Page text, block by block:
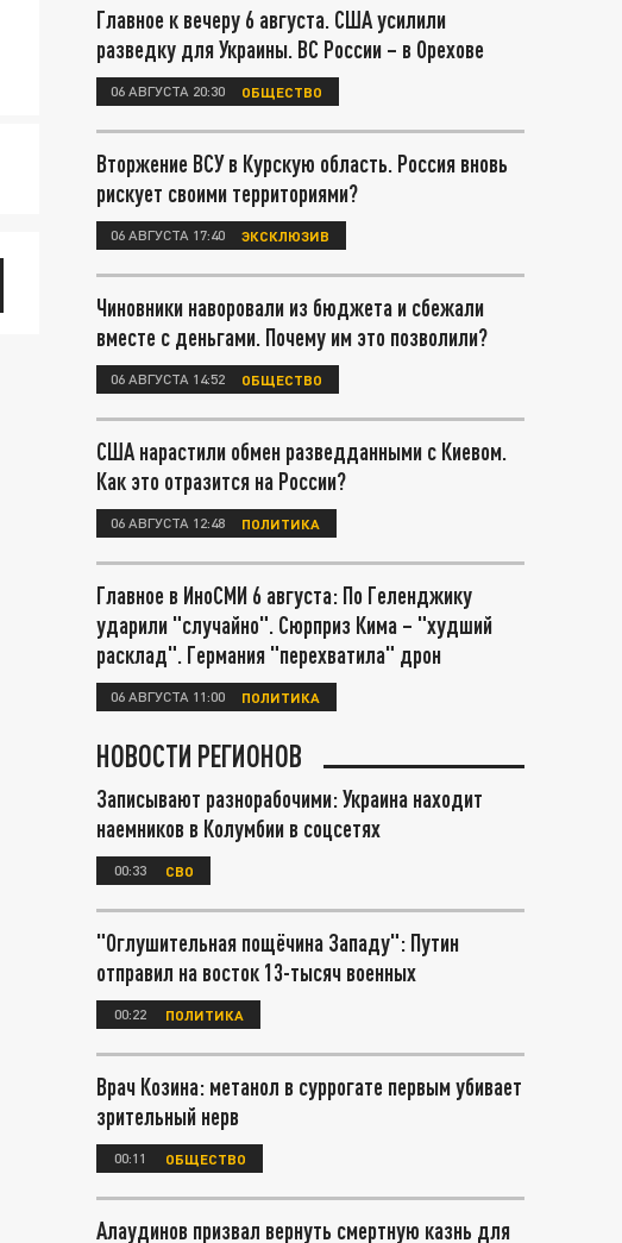
Главное к вечеру 6 августа. США усилили
разведку для Украины. ВС России – в Орехове
06 АВГУСТА 20:30 ОБЩЕСТВО
Вторжение ВСУ в Курскую область. Россия вновь
рискует своими территориями?
06 АВГУСТА 17:40 ЭКСКЛЮЗИВ
Чиновники наворовали из бюджета и сбежали
вместе с деньгами. Почему им это позволили?
06 АВГУСТА 14:52 ОБЩЕСТВО
США нарастили обмен разведданными с Киевом.
Как это отразится на России?
06 АВГУСТА 12:48 ПОЛИТИКА
Главное в ИноСМИ 6 августа: По Геленджику
ударили "случайно". Сюрприз Кима – "худший
расклад". Германия "перехватила" дрон
06 АВГУСТА 11:00 ПОЛИТИКА
НОВОСТИ РЕГИОНОВ
Записывают разнорабочими: Украина находит
наемников в Колумбии в соцсетях
00:33 СВО
"Оглушительная пощёчина Западу": Путин
отправил на восток 13-тысяч военных
00:22 ПОЛИТИКА
Врач Козина: метанол в суррогате первым убивает
зрительный нерв
00:11 ОБЩЕСТВО
Алаудинов призвал вернуть смертную казнь для